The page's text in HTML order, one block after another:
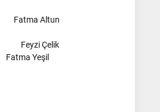
Fatma Altun
Feyzi Çelik
Fatma Yeşil